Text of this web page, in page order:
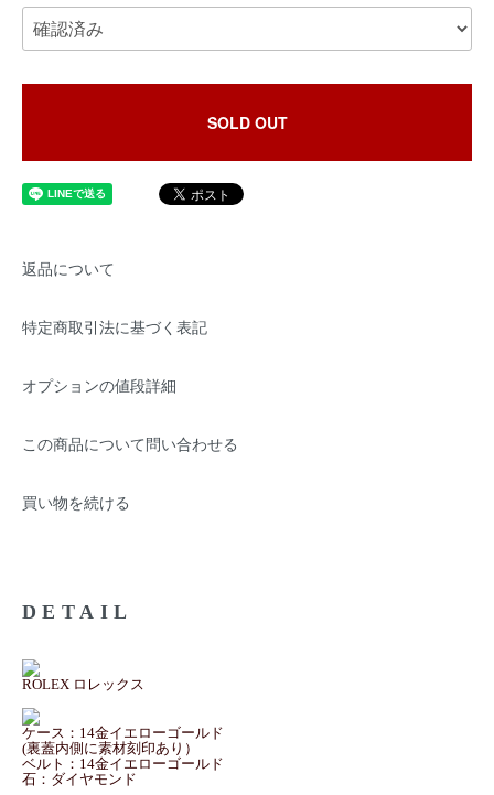
SOLD OUT
返品について
特定商取引法に基づく表記
オプションの値段詳細
この商品について問い合わせる
買い物を続ける
DETAIL
ROLEX ロレックス
ケース：14金イエローゴールド
(裏蓋内側に素材刻印あり）
ベルト：14金イエローゴールド
石：ダイヤモンド